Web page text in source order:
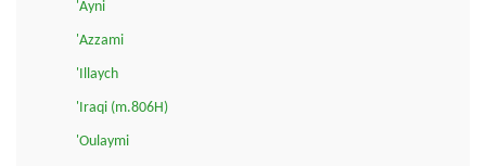
'Ayni
'Azzami
'Illaych
'Iraqi (m.806H)
'Oulaymi